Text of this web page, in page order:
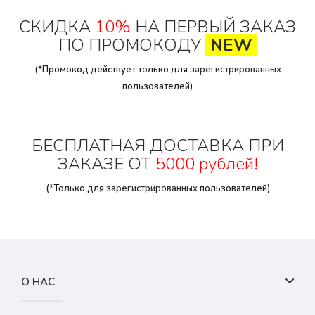
СКИДКА 10% НА ПЕРВЫЙ ЗАКАЗ
ПО ПРОМОКОДУ NEW
(*Промокод действует только для зарегистрированных
пользователей)
БЕСПЛАТНАЯ ДОСТАВКА ПРИ
ЗАКАЗЕ ОТ 5000 рублей!
(*Только для зарегистрированныхпользователей)
О НАС